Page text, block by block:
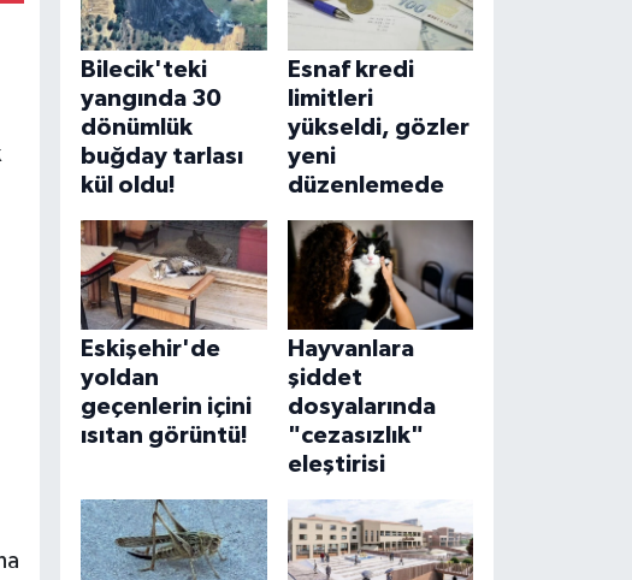
Bilecik'teki
yangında 30
dönümlük
buğday tarlası
kül oldu!
Esnaf kredi
limitleri
yükseldi, gözler
yeni
düzenlemede
Eskişehir'de
yoldan
geçenlerin içini
ısıtan görüntü!
Hayvanlara
şiddet
dosyalarında
"cezasızlık"
eleştirisi